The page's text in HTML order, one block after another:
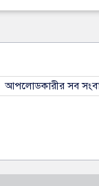
আপলোডকারীর সব